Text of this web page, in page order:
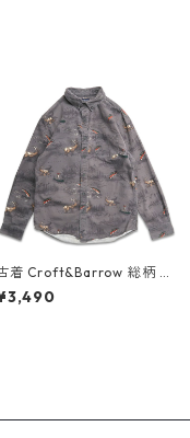
着 Croft&Barrow 総柄 ア
マル ハンティングシャツ
ボタンダウンシャツ 長袖シ